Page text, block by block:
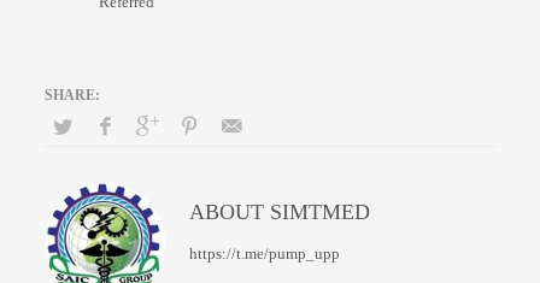
ABOUT SIMTMED
https://t.me/pump_upp